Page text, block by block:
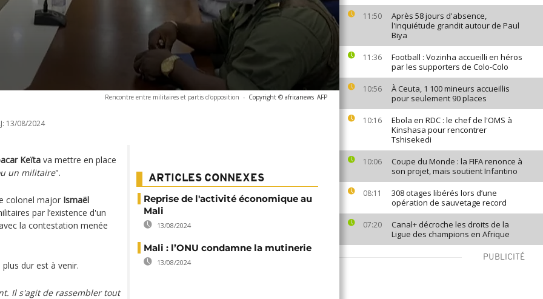
11:50
Après 58 jours d'absence,
l'inquiétude grandit autour de Paul
Biya
11:36
Football : Vozinha accueilli en héros
par les supporters de Colo-Colo
10:56
À Ceuta, 1 100 mineurs accueillis
pour seulement 90 places
10:16
Ebola en RDC : le chef de l'OMS à
Kinshasa pour rencontrer
Tshisekedi
10:06
Coupe du Monde : la FIFA renonce à
son projet, mais soutient Infantino
08:11
308 otages libérés lors d’une
opération de sauvetage record
07:20
Canal+ décroche les droits de la
Ligue des champions en Afrique
PUBLICITÉ
Rencontre entre militaires et partis d'opposition - Copyright © africanews AFP
13/08/2024
Keïta va mettre en place
un militaire".
colonel major Ismaël
par l’existence d'un
la contestation menée
plus dur est à venir.
Il s'agit de rassembler tout
ARTICLES CONNEXES
Reprise de l'activité économique au
Mali
13/08/2024
Mali : l’ONU condamne la mutinerie
13/08/2024